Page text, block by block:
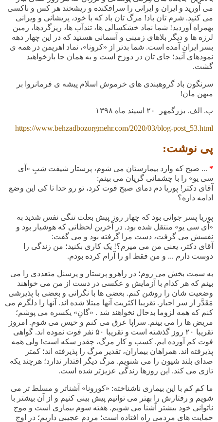
می آورید و ایران و ایرانی را سرافکنده و ریشخند هر کس و ناکسی
می کنید. شرم تان باد! مرگ تان باد که با خود، پریشانی و ویرانی
بهمراه آوردید! شما نماد خشکسالی ها، تندآب ها، ریزگردها، زمین
لرزه ها و دیگر بلاهای زمینی و آسمانی هستید که در این چهار دهه
بسر ایران آمده است. شما بدتر از «کرونا»، نماد اهریمن در همه ی
نمودهای آنید؛ جای تان در دوزخ است و به همان جا بازخواهید
گشت.
سرنگون باد گروهبندی های خرموش اسلام پیشه ی فرمانروا بر
میهن مان!
ب. الف. بزرگمهر ۲۰ اسپند ماه ۱۳۹۸
https://www.behzadbozorgmehr.com/2020/03/blog-post_53.html
پی نوشت:
* ... صبح که وارد بیمارستان می شوم، پرستار شیفت شبِ «آی
سی یو» را با چشمانی گریان می بینم:
آقای دکتر! پوریا دم دمای صبح فوت کرد، تو رو خدا تا کی این وضع
ادامه داره؟
پوریا پسر جوانی بود که چهار روز پیش بعلت تنگی نفس شدید به
«آی سی یو» منتقل شده بود. در آخرین لحظاتی که هوشیار بود و
نفسش می گرفت، دست مرا گرفته بود و می گفت:
آقای دکتر، یعنی من می میرم؟! یک کاری بکنید؛ من زندگی را
دوست دارم ... و من فقط او را آرام کرده بودم.
به سمت بخش می روم؛ در راهرو پرستار و پرسنل متعددی را می
بینم که هر کدام با آزمایش و عکسی در دست از من می خواهند
وضعیت شان را روشن کنم. بعضی ها با نگرانی و بعضی با پذیرشی
مَقَدَّر از سر اجبار. تقریبا اکثریت آنها مبتلا شده اند. آنها را دلگرم می
کنم که همه لزوما بدحال نخواهند شد . «گانِ» یکسره می پوشم؛
مریض ها را می بینم. سراپا عرق می کنم و خیس می شوم. امروز
تقریبا ۲۰ روز گذشته است و تقریبا ۵۰ نفر فوت نموده اند. گواهی
فوت کم آورده ایم. کسب و کار مرگ، چقدر سکه است! ولی همه
پذیرفته اند. همراهان بیماران، تقدیر مرگ را پذیرفته اند؛ کمتر
صدای بلند شیون را می شنویم. مرگ دیگر اقتدار ندارد؛ هرچند یکه
تازی می کند. این روزها زندگی عزیزتر شده است.
ما کم کم با این بیماری ناشناخته: «کورونا» آشناتر و مسلط تر می
شویم و رفتارش را بهتر می توانیم پیش بینی کنیم و از آن بیشتر با
ناتوانی خود بیشتر آشنا می شویم. هفته سوم بیماری است و موج
حمایت های مردمی راه افتاده است؛ مردم عجیبی داریم؛ در اوج